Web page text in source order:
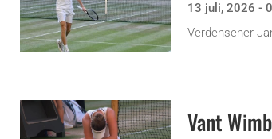
13 juli, 2026 -
Verdensener
Vant